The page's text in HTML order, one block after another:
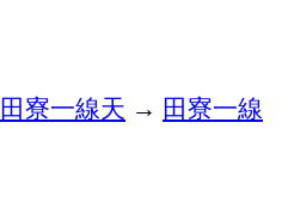
田寮一線天 → 田寮一線